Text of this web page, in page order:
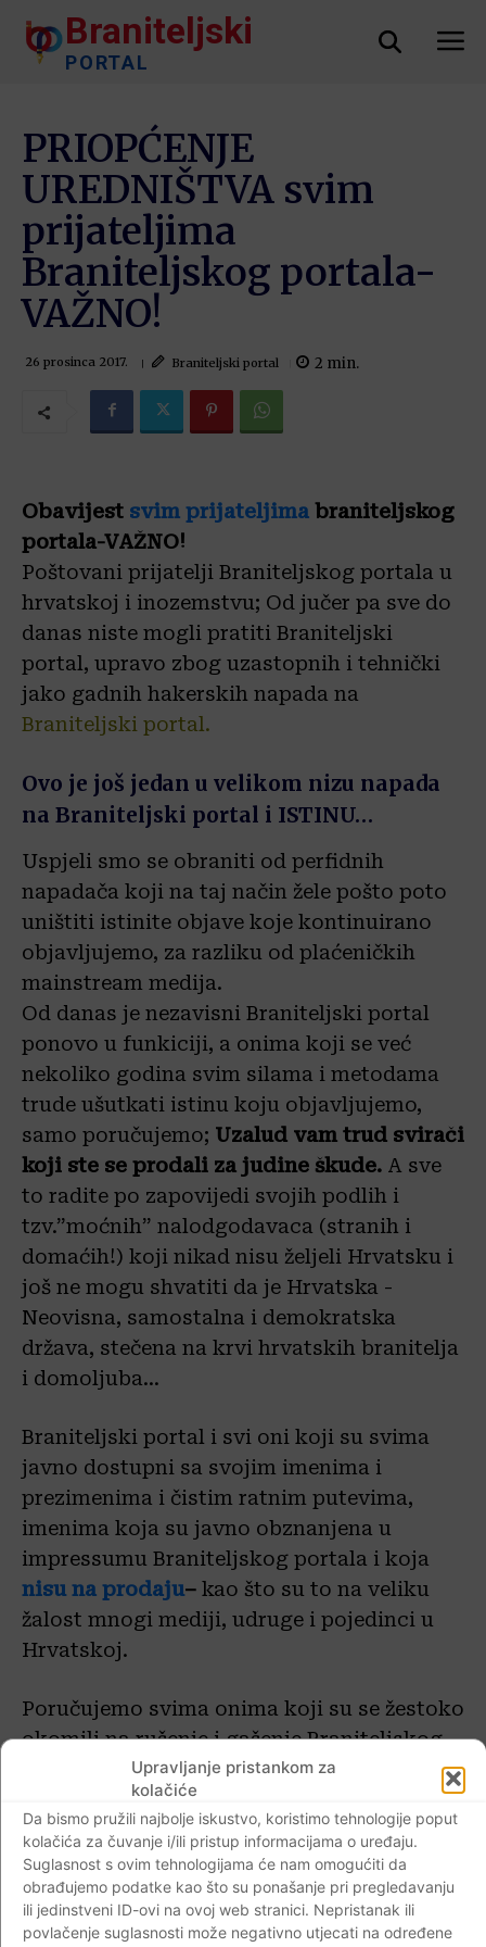
Upravljanje pristankom za
kolačiće
Da bismo pružili najbolje iskustvo, koristimo tehnologije poput
kolačića za čuvanje i/ili pristup informacijama o uređaju.
Suglasnost s ovim tehnologijama će nam omogućiti da
obrađujemo podatke kao što su ponašanje pri pregledavanju
ili jedinstveni ID-ovi na ovoj web stranici. Nepristanak ili
povlačenje suglasnosti može negativno utjecati na određene
Braniteljski
PORTAL
PRIOPĆENJE
UREDNIŠTVA svim
prijateljima
Braniteljskog portala-
VAŽNO!
26 prosinca 2017. Braniteljski portal 2 min.
Obavijest svim prijateljima braniteljskog
portala-VAŽNO!
Poštovani prijatelji Braniteljskog portala u
hrvatskoj i inozemstvu; Od jučer pa sve do
danas niste mogli pratiti Braniteljski
portal, upravo zbog uzastopnih i tehnički
jako gadnih hakerskih napada na
Braniteljski portal.
Ovo je još jedan u velikom nizu napada
na Braniteljski portal i ISTINU…
Uspjeli smo se obraniti od perfidnih
napadača koji na taj način žele pošto poto
uništiti istinite objave koje kontinuirano
objavljujemo, za razliku od plaćeničkih
mainstream medija.
Od danas je nezavisni Braniteljski portal
ponovo u funkiciji, a onima koji se već
nekoliko godina svim silama i metodama
trude ušutkati istinu koju objavljujemo,
samo poručujemo; Uzalud vam trud svirači
koji ste se prodali za judine škude. A sve
to radite po zapovijedi svojih podlih i
tzv.”moćnih” nalodgodavaca (stranih i
domaćih!) koji nikad nisu željeli Hrvatsku i
još ne mogu shvatiti da je Hrvatska -
Neovisna, samostalna i demokratska
država, stečena na krvi hrvatskih branitelja
i domoljuba…
Braniteljski portal i svi oni koji su svima
javno dostupni sa svojim imenima i
prezimenima i čistim ratnim putevima,
imenima koja su javno obznanjena u
impressumu Braniteljskog portala i koja
nisu na prodaju– kao što su to na veliku
žalost mnogi mediji, udruge i pojedinci u
Hrvatskoj.
Poručujemo svima onima koji su se žestoko
okomili na rušenje i gašenje Braniteljskog
portala raznim metodama odprogona do
osuđivanja nekih od članova uredništva
kao i onihkoji su osnovali i održavali ovaj
jedini neovisan hrvatski domoljubni portal
deset (10.) godina koji su širili i štitili
ISTINU o obrambenom Domovinskom ratu